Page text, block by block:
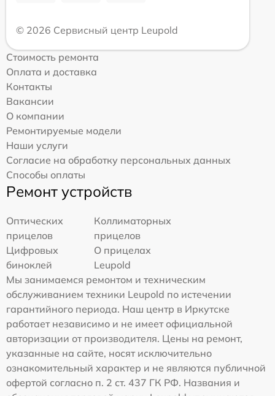
© 2026 Сервисный центр Leupold
Стоимость ремонта
Оплата и доставка
Контакты
Вакансии
О компании
Ремонтируемые модели
Наши услуги
Согласие на обработку персональных данных
Способы оплаты
Ремонт устройств
Оптических
прицелов
Коллиматорных
прицелов
Цифровых
биноклей
О прицелах
Leupold
Мы занимаемся ремонтом и техническим
обслуживанием техники Leupold по истечении
гарантийного периода. Наш центр в Иркутске
работает независимо и не имеет официальной
авторизации от производителя. Цены на ремонт,
указанные на сайте, носят исключительно
ознакомительный характер и не являются публичной
офертой согласно п. 2 ст. 437 ГК РФ. Названия и